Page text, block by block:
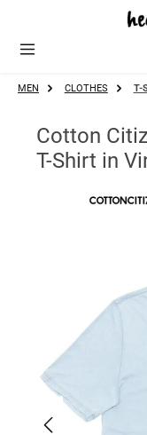
Zum Hauptinhalt springen
MEN CLOTHES T-
Cotton
T-Shirt in